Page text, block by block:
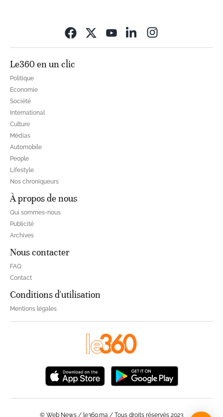
Le360 en un clic
Politique
Economie
Société
International
Culture
Médias
Automobile
People
Lifestyle
Nos chroniqueurs
À propos de nous
Qui sommes-nous
Publicité
Archives
Nous contacter
FAQ
Contact
Conditions d'utilisation
Mentions légales
© Web News / le360.ma / Tous droits réservés 2023